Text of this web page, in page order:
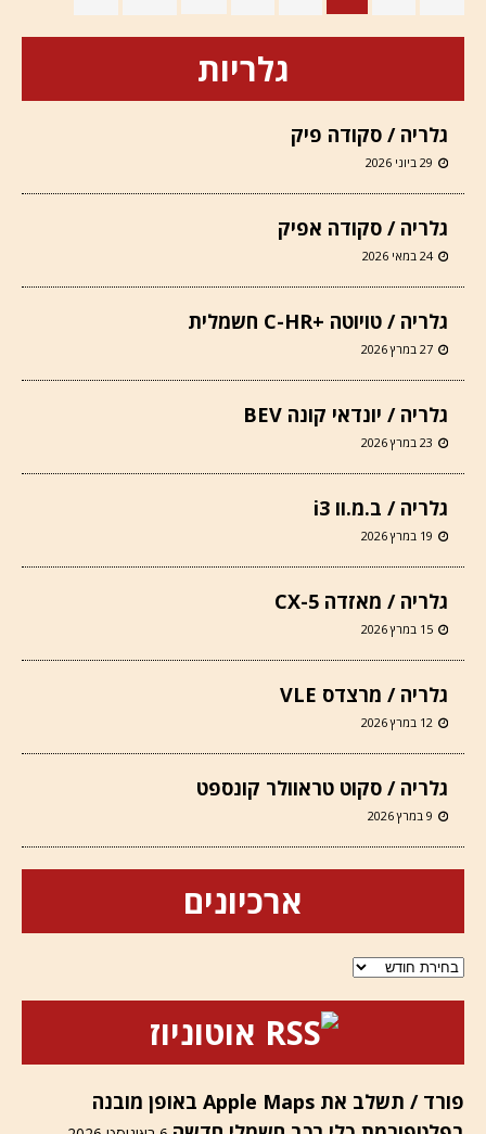
גלריות
גלריה / סקודה פיק
29 ביוני 2026
גלריה / סקודה אפיק
24 במאי 2026
גלריה / טויוטה +C-HR חשמלית
27 במרץ 2026
גלריה / יונדאי קונה BEV
23 במרץ 2026
גלריה / ב.מ.וו i3
19 במרץ 2026
גלריה / מאזדה CX-5
15 במרץ 2026
גלריה / מרצדס VLE
12 במרץ 2026
גלריה / סקוט טראוולר קונספט
9 במרץ 2026
ארכיונים
ארכיונים
אוטוניוז
פורד / תשלב את Apple Maps באופן מובנה